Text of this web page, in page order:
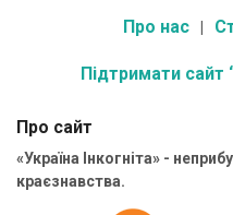
Про нас
Підтримати сайт
Про сайт
«Україна Інкогніта» -
краєзнавства.